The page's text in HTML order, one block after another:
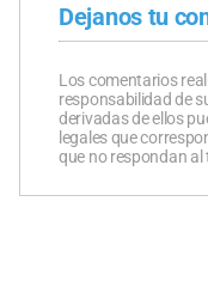
Dejanos tu
Los comentarios
responsabilidad de
derivadas de ellos
legales que
que no respondan